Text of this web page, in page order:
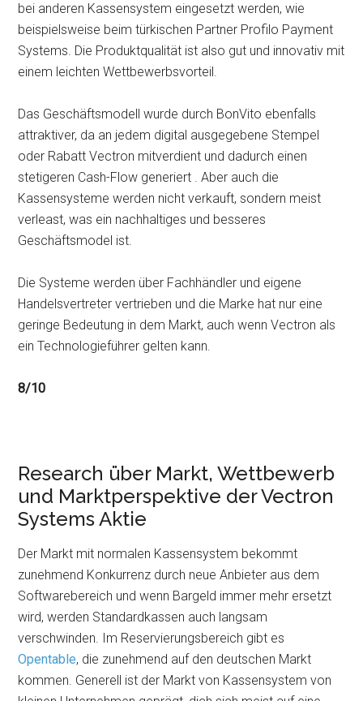
bei anderen Kassensystem eingesetzt werden, wie
beispielsweise beim türkischen Partner Profilo Payment
Systems. Die Produktqualität ist also gut und innovativ mit
einem leichten Wettbewerbsvorteil.
Das Geschäftsmodell wurde durch BonVito ebenfalls
attraktiver, da an jedem digital ausgegebene Stempel
oder Rabatt Vectron mitverdient und dadurch einen
stetigeren Cash-Flow generiert . Aber auch die
Kassensysteme werden nicht verkauft, sondern meist
verleast, was ein nachhaltiges und besseres
Geschäftsmodel ist.
Die Systeme werden über Fachhändler und eigene
Handelsvertreter vertrieben und die Marke hat nur eine
geringe Bedeutung in dem Markt, auch wenn Vectron als
ein Technologieführer gelten kann.
8/10
Research über Markt, Wettbewerb
und Marktperspektive der Vectron
Systems Aktie
Der Markt mit normalen Kassensystem bekommt
zunehmend Konkurrenz durch neue Anbieter aus dem
Softwarebereich und wenn Bargeld immer mehr ersetzt
wird, werden Standardkassen auch langsam
verschwinden. Im Reservierungsbereich gibt es
Opentable, die zunehmend auf den deutschen Markt
kommen. Generell ist der Markt von Kassensystem von